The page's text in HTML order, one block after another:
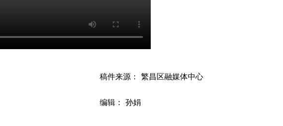
稿件来源： 繁昌区融媒体中心
编辑： 孙娟